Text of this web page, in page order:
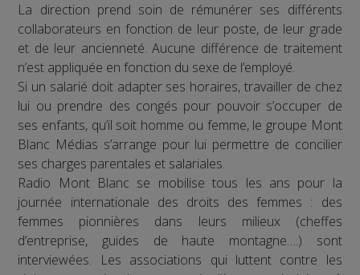
La direction prend soin de rémunérer ses différents
collaborateurs en fonction de leur poste, de leur grade
et de leur ancienneté. Aucune différence de traitement
n’est appliquée en fonction du sexe de l’employé.
Si un salarié doit adapter ses horaires, travailler de chez
lui ou prendre des congés pour pouvoir s’occuper de
ses enfants, qu’il soit homme ou femme, le groupe Mont
Blanc Médias s’arrange pour lui permettre de concilier
ses charges parentales et salariales.
Radio Mont Blanc se mobilise tous les ans pour la
journée internationale des droits des femmes : des
femmes pionnières dans leurs milieux (cheffes
d’entreprise, guides de haute montagne….) sont
interviewées. Les associations qui luttent contre les